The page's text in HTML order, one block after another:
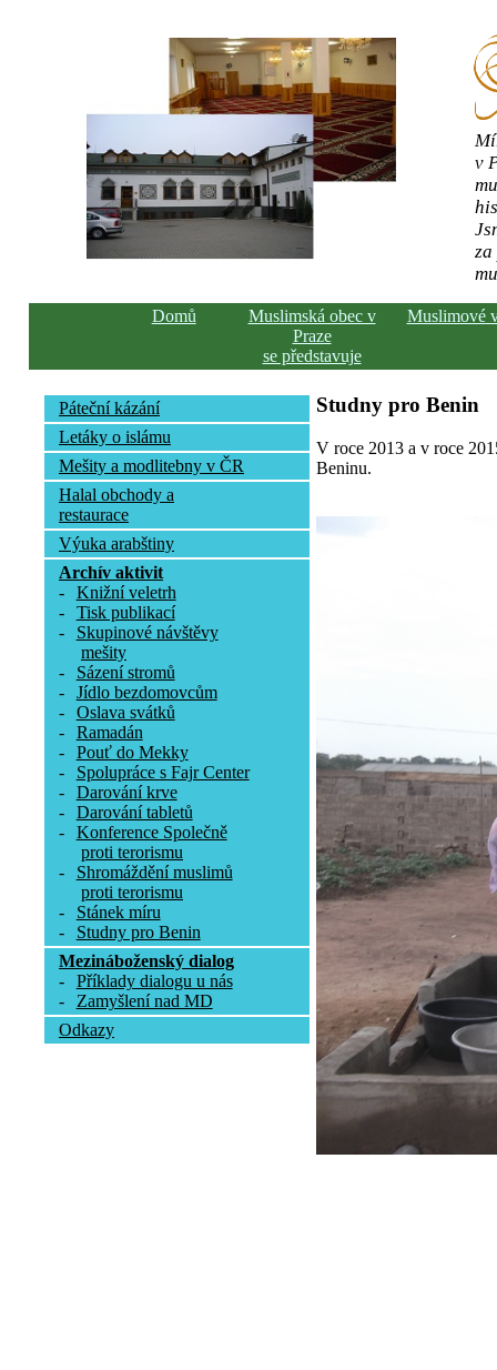
v
Domů
Muslimská obec v
Praze
se představuje
Muslimové
Páteční kázání
Letáky o islámu
Mešity a modlitebny v ČR
Halal obchody a
restaurace
Výuka arabštiny
Archív aktivit
-
Knižní veletrh
-
Tisk publikací
-
Skupinové návštěvy
mešity
-
Sázení stromů
-
Jídlo bezdomovcům
-
Oslava svátků
-
Ramadán
-
Pouť do Mekky
-
Spolupráce s Fajr Center
-
Darování krve
-
Darování tabletů
-
Konference Společně
proti terorismu
-
Shromáždění muslimů
proti terorismu
-
Stánek míru
-
Studny pro Benin
Mezináboženský dialog
-
Příklady dialogu u nás
-
Zamyšlení nad MD
Odkazy
Studny pro Benin
V roce 2013 a v roce
Beninu.